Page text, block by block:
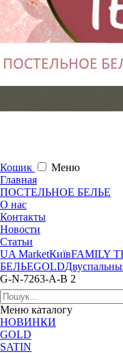
Кошик
Меню
Главная
ПОСТЕЛЬНОЕ БЕЛЬЕ
О нас
Контакты
Новости
Статьи
UA MarketКиївFAMILY
БЕЛЬЕGOLD
G-N-7263-A-B 2
Меню каталогу
НОВИНКИ
GOLD
SATIN